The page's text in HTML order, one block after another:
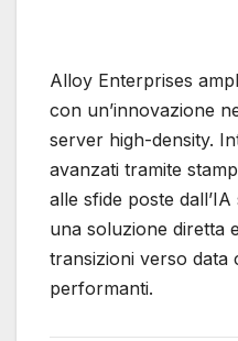
Alloy Enterprises
con un’innovazione
server high-density.
avanzati tramite
alle sfide poste
una soluzione diretta
transizioni verso data
performanti.